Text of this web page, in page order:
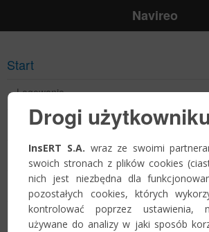
Navireo
Start
Logowanie
Przypomnienie hasła
Jak zostać Partnerem?
Zostań Partnerem!
Harmonogram szkoleń
Drogi
InsERT S.A. wraz ze swoimi
swoich stronach z plików cookies
nich jest niezbędna dla
pozostałych cookies, których
kontrolować poprzez ustawienia,
używane do analizy w jaki sposób